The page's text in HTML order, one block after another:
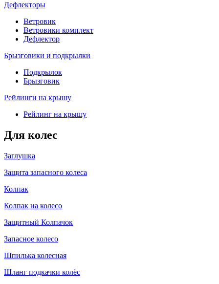
Дефлекторы
Ветровик
Ветровики комплект
Дефлектор
Брызговики и подкрылки
Подкрылок
Брызговик
Рейлинги на крышу
Рейлинг на крышу
Для колес
Заглушка
Защита запасного колеса
Колпак
Колпак на колесо
Защитный Колпачок
Запасное колесо
Шпилька колесная
Шланг подкачки колёс